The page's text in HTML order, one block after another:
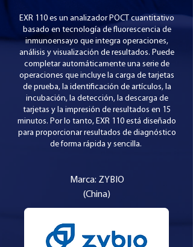
EXR 110 es un analizador POCT cuantitativo
basado en tecnología de fluorescencia de
inmunoensayo que integra operaciones,
análisis y visualización de resultados. Puede
completar automáticamente una serie de
operaciones que incluye la carga de tarjetas
de prueba, la identificación de artículos, la
incubación, la detección, la descarga de
tarjetas y la impresión de resultados en 15
minutos. Por lo tanto, EXR 110 está diseñado
para proporcionar resultados de diagnóstico
de forma rápida y sencilla.
Marca: ZYBIO
(China)